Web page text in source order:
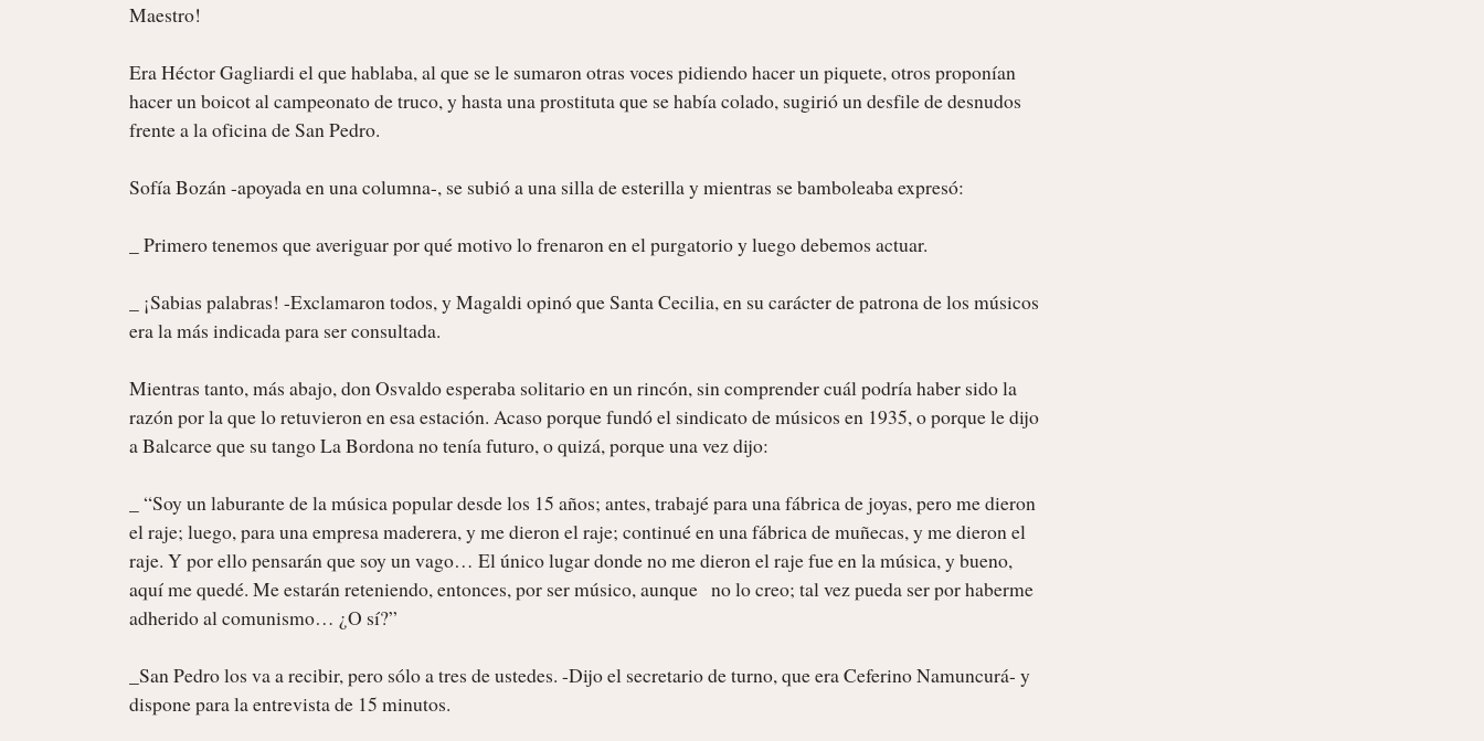
Maestro!
Era Héctor Gagliardi el que hablaba, al que se le sumaron otras voces pidiendo hacer un piquete, otros proponían
hacer un boicot al campeonato de truco, y hasta una prostituta que se había colado, sugirió un desfile de desnudos
frente a la oficina de San Pedro.
Sofía Bozán -apoyada en una columna-, se subió a una silla de esterilla y mientras se bamboleaba expresó:
_ Primero tenemos que averiguar por qué motivo lo frenaron en el purgatorio y luego debemos actuar.
_ ¡Sabias palabras! -Exclamaron todos, y Magaldi opinó que Santa Cecilia, en su carácter de patrona de los músicos
era la más indicada para ser consultada.
Mientras tanto, más abajo, don Osvaldo esperaba solitario en un rincón, sin comprender cuál podría haber sido la
razón por la que lo retuvieron en esa estación. Acaso porque fundó el sindicato de músicos en 1935, o porque le dijo
a Balcarce que su tango La Bordona no tenía futuro, o quizá, porque una vez dijo:
_ “Soy un laburante de la música popular desde los 15 años; antes, trabajé para una fábrica de joyas, pero me dieron
el raje; luego, para una empresa maderera, y me dieron el raje; continué en una fábrica de muñecas, y me dieron el
raje. Y por ello pensarán que soy un vago… El único lugar donde no me dieron el raje fue en la música, y bueno,
aquí me quedé. Me estarán reteniendo, entonces, por ser músico, aunque   no lo creo; tal vez pueda ser por haberme
adherido al comunismo… ¿O sí?”
_San Pedro los va a recibir, pero sólo a tres de ustedes. -Dijo el secretario de turno, que era Ceferino Namuncurá- y
dispone para la entrevista de 15 minutos.